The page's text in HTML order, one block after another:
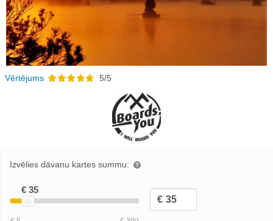
Vērtējums 5/5
Izvēlies dāvanu kartes summu: